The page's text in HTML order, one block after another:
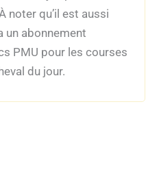
noter qu’il est aussi
un abonnement
PMU pour les courses
du jour.